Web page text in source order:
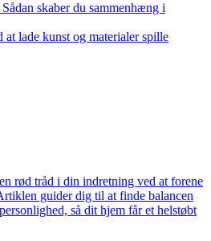
skaber du sammenhæng i
at lade kunst og materialer spille
rød tråd i din indretning ved at forene
guider dig til at finde balancen
så dit hjem får et helstøbt